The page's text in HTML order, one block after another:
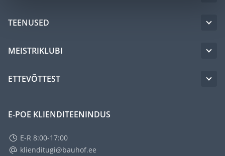
TEENUSED
MEISTRIKLUBI
ETTEVÕTTEST
E-POE KLIENDITEENINDUS
E-R 8:00-17:00
klienditugi@bauhof.ee